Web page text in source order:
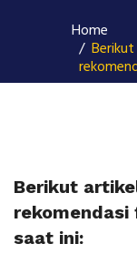
Home
Berikut
saat ini: